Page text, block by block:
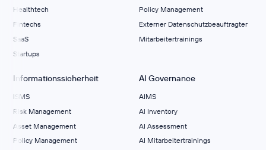
Healthtech
Fintechs
SaaS
Startups
Policy Management
Externer Datenschutzbeauftragter
Mitarbeitertrainings
Informationssicherheit
ISMS
Risk Management
Asset Management
Policy Management
AI Governance
AIMS
Al Inventory
AI Assessment
AI Mitarbeitertrainings